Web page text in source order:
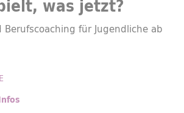
was jetzt?
für Jugendliche ab